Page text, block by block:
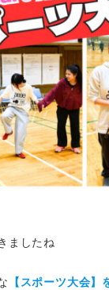
ましたね
【スポーツ大会】